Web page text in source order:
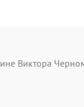
Виктора